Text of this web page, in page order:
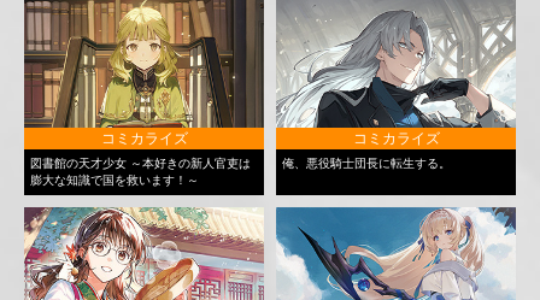
コミカライズ
図書館の天才少女 ～本好きの新人官吏は
膨大な知識で国を救います！～
コミカライズ
俺、悪役騎士団長に転生する。